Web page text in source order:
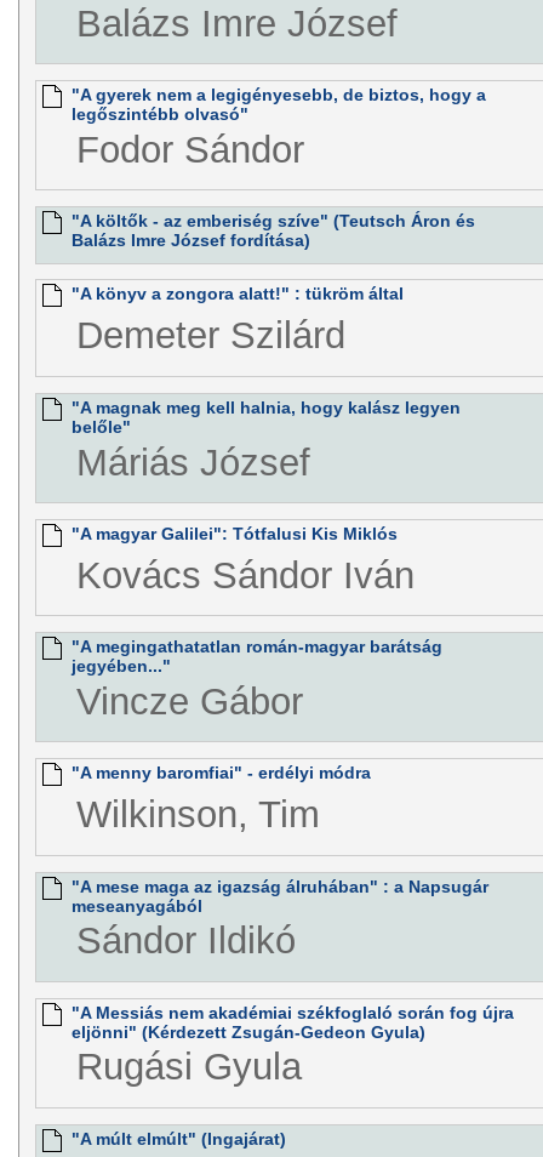
Balázs Imre József
"A gyerek nem a legigényesebb, de biztos, hogy a
legőszintébb olvasó"
Fodor Sándor
"A költők - az emberiség szíve" (Teutsch Áron és
Balázs Imre József fordítása)
"A könyv a zongora alatt!" : tükröm által
Demeter Szilárd
"A magnak meg kell halnia, hogy kalász legyen
belőle"
Máriás József
"A magyar Galilei": Tótfalusi Kis Miklós
Kovács Sándor Iván
"A megingathatatlan román-magyar barátság
jegyében..."
Vincze Gábor
"A menny baromfiai" - erdélyi módra
Wilkinson, Tim
"A mese maga az igazság álruhában" : a Napsugár
meseanyagából
Sándor Ildikó
"A Messiás nem akadémiai székfoglaló során fog újra
eljönni" (Kérdezett Zsugán-Gedeon Gyula)
Rugási Gyula
"A múlt elmúlt" (Ingajárat)